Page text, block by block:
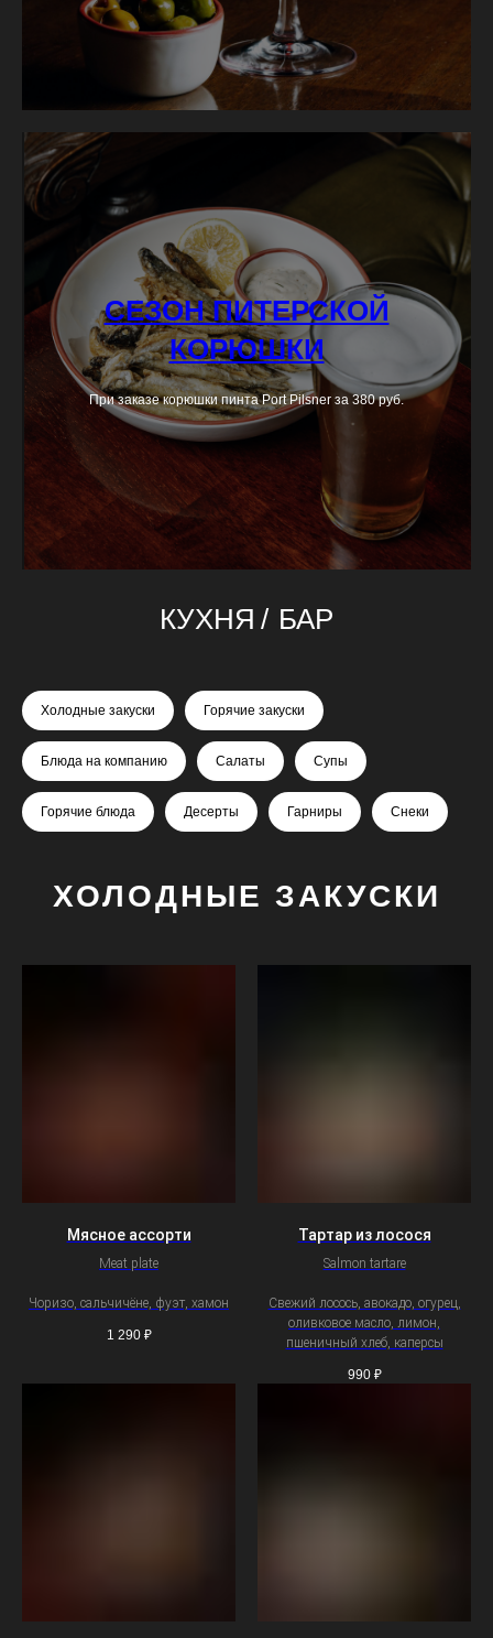
CЕЗОН ПИТЕРСКОЙ
КОРЮШКИ
При заказе корюшки пинта Port Pilsner за 380 руб.
КУХНЯ / БАР
Холодные закуски Горячие закуски
Блюда на компанию Салаты Супы
Горячие блюда Десерты Гарниры Снеки
ХОЛОДНЫЕ ЗАКУСКИ
Мясное ассорти
Meat plate
Чоризо, сальчичёне, фуэт, хамон
1 290 ₽
Тартар из лосося
Salmon tartare
Свежий лосось, авокадо, огурец,
оливковое масло, лимон,
пшеничный хлеб, каперсы
990 ₽